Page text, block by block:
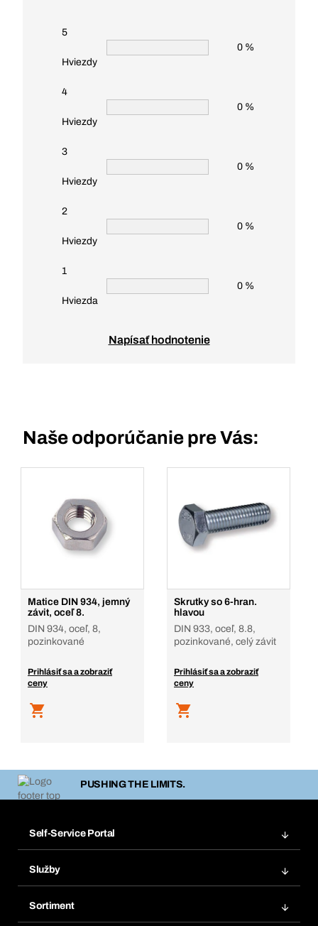
5
Hviezdy
0 %
4
Hviezdy
0 %
3
Hviezdy
0 %
2
Hviezdy
0 %
1
Hviezda
0 %
Napísať hodnotenie
Naše odporúčanie pre Vás:
Matice DIN 934, jemný
závit, oceľ 8.
DIN 934, oceľ, 8,
pozinkované
Prihlásiť sa a zobraziť
ceny
Skrutky so 6-hran.
hlavou
DIN 933, oceľ, 8.8,
pozinkované, celý závit
Prihlásiť sa a zobraziť
ceny
PUSHING THE LIMITS.
Self-Service Portal
Obľúbené
Služby
Sortiment